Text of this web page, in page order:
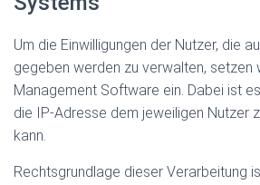
Um die Einwilligungen der Nutzer, die
gegeben werden zu verwalten, setzen
Management Software ein. Dabei ist
die IP-Adresse dem jeweiligen Nutzer
kann.
Rechtsgrundlage dieser Verarbeitung